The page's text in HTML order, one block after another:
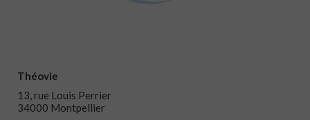
Théovie
13, rue Louis Perrier
34000 Montpellier